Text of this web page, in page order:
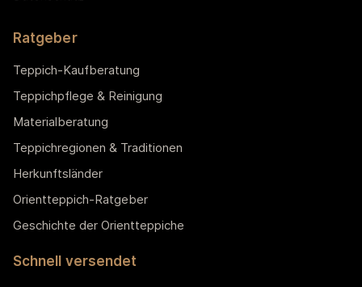
Ratgeber
Teppich-Kaufberatung
Teppichpflege & Reinigung
Materialberatung
Teppichregionen & Traditionen
Herkunftsländer
Orientteppich-Ratgeber
Geschichte der Orientteppiche
Schnell versendet